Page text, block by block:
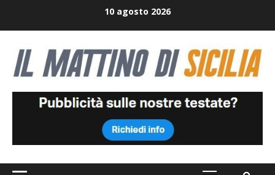
10 agosto 2026